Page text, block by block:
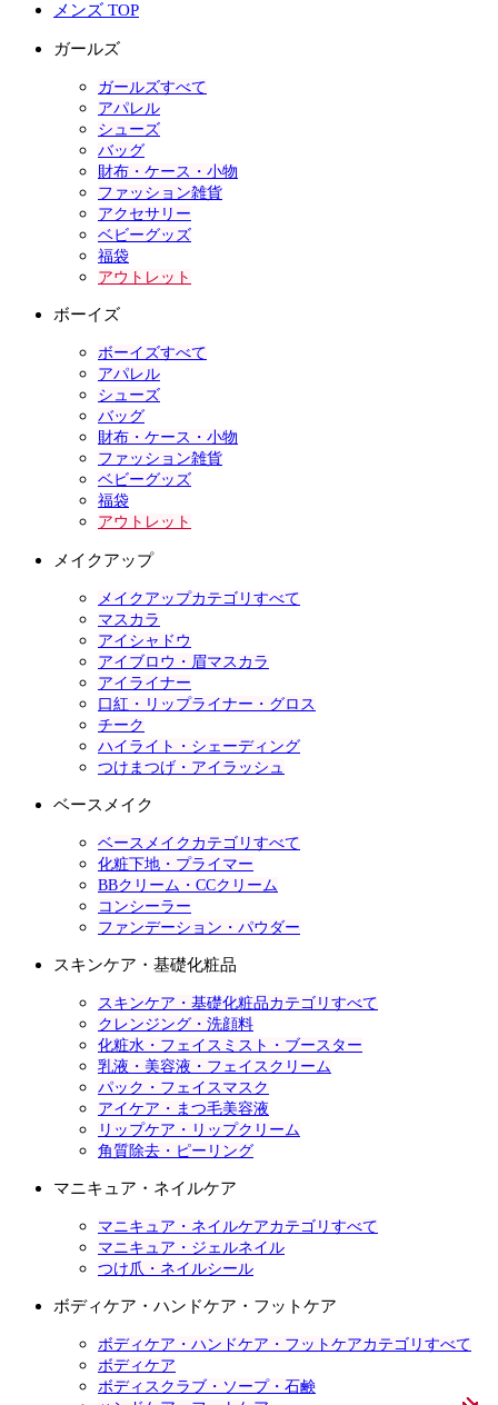
メンズ TOP
ガールズ
ガールズすべて
アパレル
シューズ
バッグ
財布・ケース・小物
ファッション雑貨
アクセサリー
ベビーグッズ
福袋
アウトレット
ボーイズ
ボーイズすべて
アパレル
シューズ
バッグ
財布・ケース・小物
ファッション雑貨
ベビーグッズ
福袋
アウトレット
メイクアップ
メイクアップカテゴリすべて
マスカラ
アイシャドウ
アイブロウ・眉マスカラ
アイライナー
口紅・リップライナー・グロス
チーク
ハイライト・シェーディング
つけまつげ・アイラッシュ
ベースメイク
ベースメイクカテゴリすべて
化粧下地・プライマー
BBクリーム・CCクリーム
コンシーラー
ファンデーション・パウダー
スキンケア・基礎化粧品
スキンケア・基礎化粧品カテゴリすべて
クレンジング・洗顔料
化粧水・フェイスミスト・ブースター
乳液・美容液・フェイスクリーム
パック・フェイスマスク
アイケア・まつ毛美容液
リップケア・リップクリーム
角質除去・ピーリング
マニキュア・ネイルケア
マニキュア・ネイルケアカテゴリすべて
マニキュア・ジェルネイル
つけ爪・ネイルシール
ボディケア・ハンドケア・フットケア
ボディケア・ハンドケア・フットケアカテゴリすべて
ボディケア
ボディスクラブ・ソープ・石鹸